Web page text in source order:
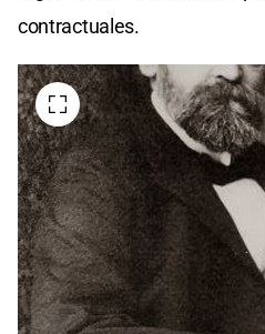
contractuales.